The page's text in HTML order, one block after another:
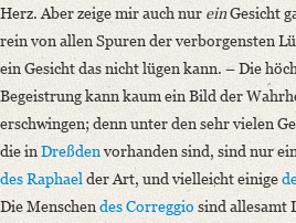
Herz. Aber zeige mir auch nur einGesicht
rein von allen Spuren der verborgensten
ein Gesicht das nicht lügen kann. – Die
Begeistrung kann kaum ein Bild der
erschwingen; denn unter den sehr vielen
die in Dreßdenvorhanden sind, sind nur
des Raphael der Art, und vielleicht einige
Die Menschen des Correggio sind allesamt